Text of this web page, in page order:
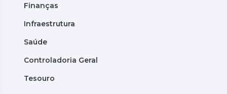
Finanças
Infraestrutura
Saúde
Controladoria Geral
Tesouro